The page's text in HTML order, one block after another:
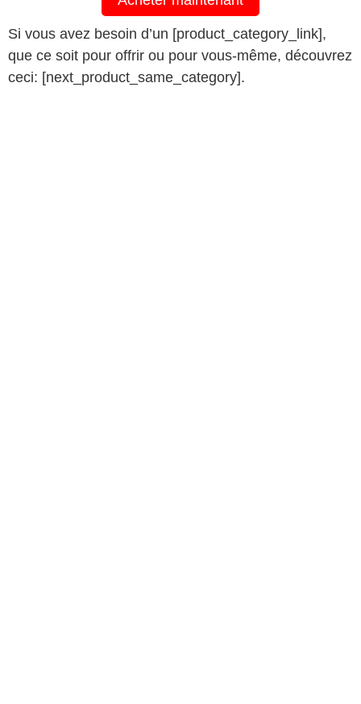
Si vous avez besoin d’un [product_category_link],
que ce soit pour offrir ou pour vous-même, découvrez
ceci: [next_product_same_category].